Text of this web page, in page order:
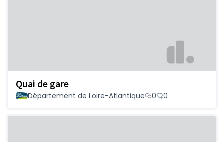
Quai de gare
Département de Loire-Atlantique 0 0